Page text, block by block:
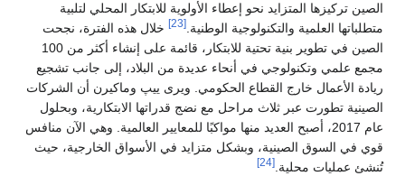
الصين تركيزها المتزايد نحو إعطاء الأولوية للابتكار المحلي لتلبية
متطلباتها العلمية والتكنولوجية الوطنية. [23]
خلال هذه الفترة، نجحت
الصين في تطوير بنية تحتية للابتكار، قائمة على إنشاء أكثر من 100
مجمع علمي وتكنولوجي في أنحاء عديدة من البلاد، إلى جانب تشجيع
ريادة الأعمال خارج القطاع الحكومي. ويرى ييپ وماكيرن أن الشركات
الصينية تطورت عبر ثلاث مراحل مع نضج قدراتها الابتكارية، وبحلول
عام 2017، أصبح العديد منها مواكبًا للمعايير العالمية. وهي الآن منافس
قوي في السوق الصينية، وبشكل متزايد في الأسواق الخارجية، حيث
تُنشئ عمليات محلية. [24]